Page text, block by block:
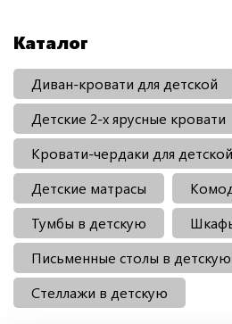
Каталог
Диван-кровати для детской
Детские 2-х ярусные кровати
Кровати-чердаки для детской
Детские матрасы
Тумбы в детскую
Письменные столы в детскую
Стеллажи в детскую